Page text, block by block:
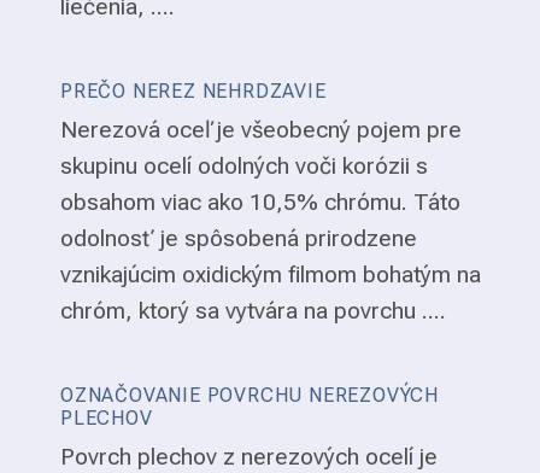
liečenia, ....
PREČO NEREZ NEHRDZAVIE
Nerezová oceľ je všeobecný pojem pre
skupinu ocelí odolných voči korózii s
obsahom viac ako 10,5% chrómu. Táto
odolnosť je spôsobená prirodzene
vznikajúcim oxidickým filmom bohatým na
chróm, ktorý sa vytvára na povrchu ....
OZNAČOVANIE POVRCHU NEREZOVÝCH
PLECHOV
Povrch plechov z nerezových ocelí je